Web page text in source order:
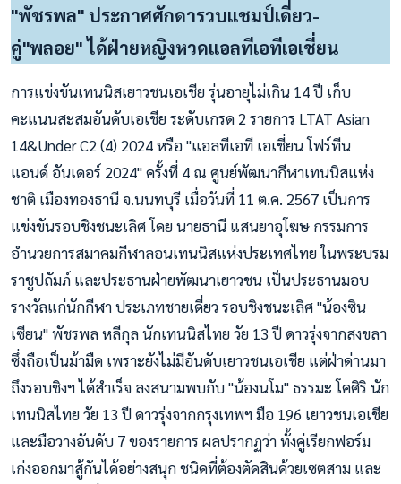
"พัชรพล" ประกาศศักดารวบแชมป์เดี่ยว-
คู่"พลอย" ได้ฝ่ายหญิงหวดแอลทีเอทีเอเชี่ยน
การแข่งขันเทนนิสเยาวชนเอเชีย รุ่นอายุไม่เกิน 14 ปี เก็บ
คะแนนสะสมอันดับเอเชีย ระดับเกรด 2 รายการ LTAT Asian
14&Under C2 (4) 2024 หรือ "แอลทีเอที เอเชี่ยน โฟร์ทีน
แอนด์ อันเดอร์ 2024" ครั้งที่ 4 ณ ศูนย์พัฒนากีฬาเทนนิสแห่ง
ชาติ เมืองทองธานี จ.นนทบุรี เมื่อวันที่ 11 ต.ค. 2567 เป็นการ
แข่งขันรอบชิงชนะเลิศ โดย นายธานี แสนยาอุโฆษ กรรมการ
อำนวยการสมาคมกีฬาลอนเทนนิสแห่งประเทศไทย ในพระบรม
ราชูปถัมภ์ และประธานฝ่ายพัฒนาเยาวชน เป็นประธานมอบ
รางวัลแก่นักกีฬา ประเภทชายเดี่ยว รอบชิงชนะเลิศ "น้องซิน
เซียน" พัชรพล หลีกุล นักเทนนิสไทย วัย 13 ปี ดาวรุ่งจากสงขลา
ซึ่งถือเป็นม้ามืด เพราะยังไม่มีอันดับเยาวชนเอเชีย แต่ฝ่าด่านมา
ถึงรอบชิงฯ ได้สำเร็จ ลงสนามพบกับ "น้องนโม" ธรรมะ โคศิริ นัก
เทนนิสไทย วัย 13 ปี ดาวรุ่งจากกรุงเทพฯ มือ 196 เยาวชนเอเชีย
และมือวางอันดับ 7 ของรายการ ผลปรากฏว่า ทั้งคู่เรียกฟอร์ม
เก่งออกมาสู้กันได้อย่างสนุก ชนิดที่ต้องตัดสินด้วยเซตสาม และ